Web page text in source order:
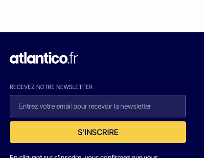
RECEVEZ NOTRE NEWSLETTER
S'INSCRIRE